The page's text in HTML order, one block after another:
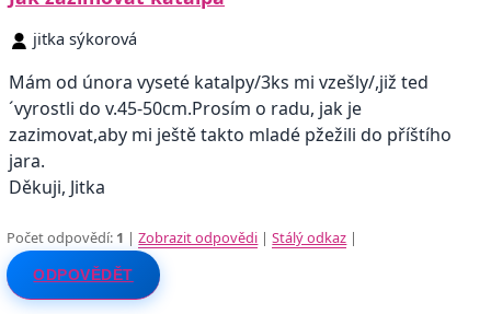
jitka sýkorová
Mám od února vyseté katalpy/3ks mi vzešly/,již ted
´vyrostli do v.45-50cm.Prosím o radu, jak je
zazimovat,aby mi ještě takto mladé pžežili do příštího
jara.
Děkuji, Jitka
Počet odpovědí: 1 |Zobrazit odpovědi |Stálý odkaz |
ODPOVĚDĚT